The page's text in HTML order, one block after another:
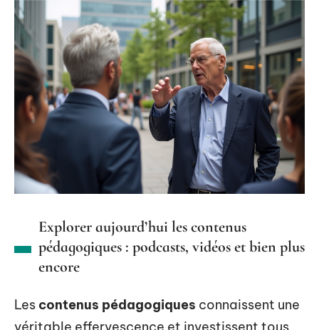
Explorer aujourd’hui les contenus
pédagogiques : podcasts, vidéos et bien plus
encore
Les contenus pédagogiques connaissent une